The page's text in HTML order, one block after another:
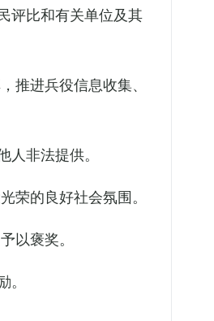
评比和有关单位及其
推进兵役信息收集、
非法提供。
荣的良好社会氛围。
以褒奖。